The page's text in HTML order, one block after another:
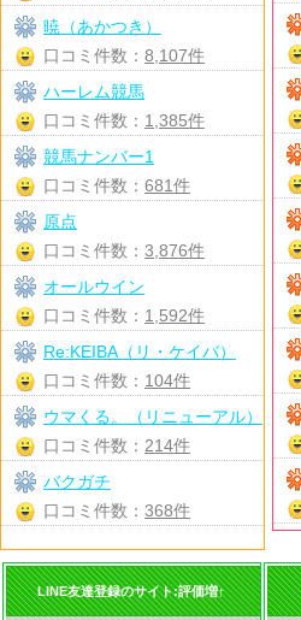
暁（あかつき）
口コミ件数： 8,107件
ハーレム競馬
口コミ件数： 1,385件
競馬ナンバー1
口コミ件数： 681件
原点
口コミ件数： 3,876件
オールウイン
口コミ件数： 1,592件
Re:KEIBA（リ・ケイバ）
口コミ件数： 104件
ウマくる。（リニューアル）
口コミ件数： 214件
バクガチ
口コミ件数： 368件
LINE友達登録のサイト:評価増↑